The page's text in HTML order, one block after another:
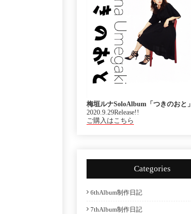
梅垣ルナSoloAlbum「つきのおと」
2020.9.29Release!!
ご購入はこちら
Categories
6thAlbum制作日記
7thAlbum制作日記